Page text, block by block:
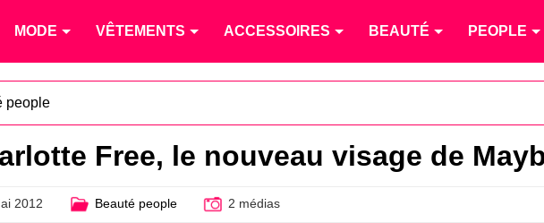
MODE VÊTEMENTS ACCESSOIRES BEAUTÉ PEOPLE
people
Free, le nouveau visage de
2012 Beauté people 2 médias